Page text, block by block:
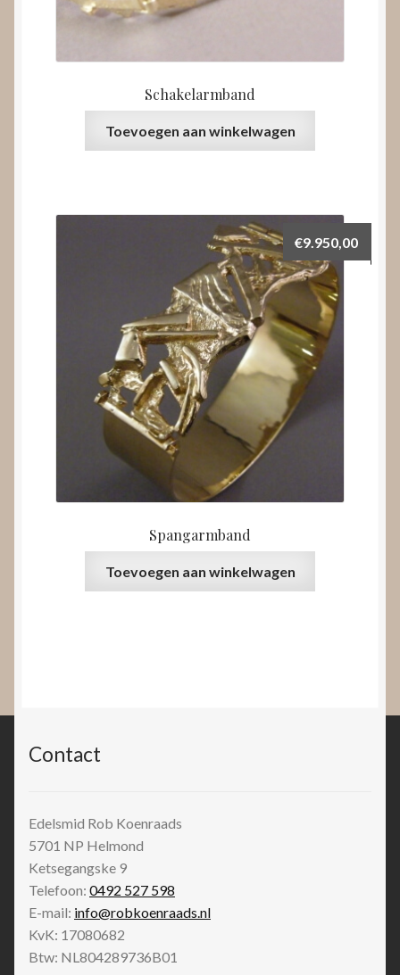
Schakelarmband
Toevoegen aan winkelwagen
Spangarmband
€9.950,00
Toevoegen aan winkelwagen
Contact
Edelsmid Rob Koenraads
5701 NP Helmond
Ketsegangske 9
Telefoon: 0492 527 598
E-mail: info@robkoenraads.nl
KvK: 17080682
Btw: NL804289736B01